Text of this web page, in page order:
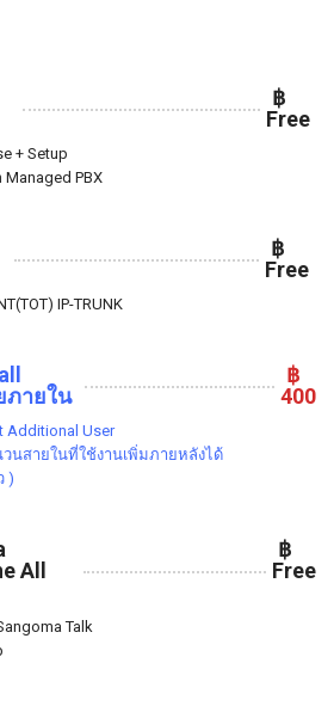
฿
Free
+ Setup
Managed PBX
฿
Free
IP-TRUNK
ภายใน
฿
400
Additional User
นสายในที่ใช้งานเพิ่มภายหลังได้
)
All
฿
Free
Talk